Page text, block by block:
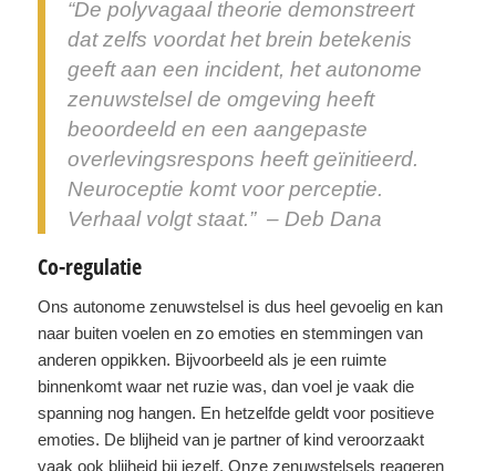
“De polyvagaal theorie demonstreert
dat zelfs voordat het brein betekenis
geeft aan een incident, het autonome
zenuwstelsel de omgeving heeft
beoordeeld en een aangepaste
overlevingsrespons heeft geïnitieerd.
Neuroceptie komt voor perceptie.
Verhaal volgt staat.” – Deb Dana
Co-regulatie
Ons autonome zenuwstelsel is dus heel gevoelig en kan
naar buiten voelen en zo emoties en stemmingen van
anderen oppikken. Bijvoorbeeld als je een ruimte
binnenkomt waar net ruzie was, dan voel je vaak die
spanning nog hangen. En hetzelfde geldt voor positieve
emoties. De blijheid van je partner of kind veroorzaakt
vaak ook blijheid bij jezelf. Onze zenuwstelsels reageren